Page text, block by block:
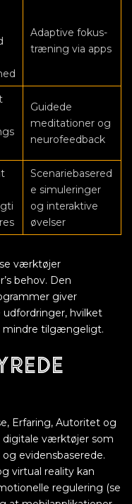
Adaptive fokus-
træning via apps
Guidede
meditationer og
neurofeedback
Scenariebasered
e simuleringer
og interaktive
øvelser
værktøjer
behov. Den
giver
hvilket
mindre tilgængeligt.
Erfaring, Autoritet og
digitale værktøjer som
evidensbaserede.
virtual reality kan
regulering (se